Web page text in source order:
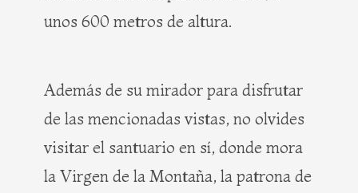
unos 600 metros de altura.
Además de su mirador para disfrutar
de las mencionadas vistas, no olvides
visitar el santuario en sí, donde mora
la Virgen de la Montaña, la patrona de